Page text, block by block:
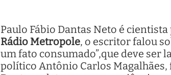
Paulo Fábio Dantas Neto é
Rádio Metropole, o escritor falou
um fato consumado”,que deve ser
político Antônio Carlos